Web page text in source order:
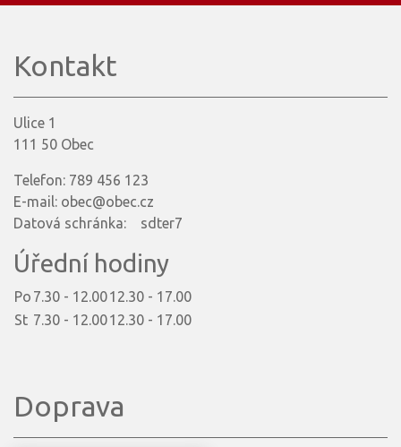
Kontakt
Ulice 1
111 50 Obec
Telefon: 789 456 123
E-mail: obec@obec.cz
Datová schránka: sdter7
Úřední hodiny
Po 7.30 - 12.0012.30 - 17.00
St 7.30 - 12.0012.30 - 17.00
Doprava